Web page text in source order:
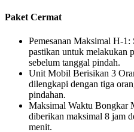
Paket Cermat
Pemesanan Maksimal H-1:
pastikan untuk melakukan
sebelum tanggal pindah.
Unit Mobil Berisikan 3
dilengkapi dengan tiga
pindahan.
Maksimal Waktu Bongkar
diberikan maksimal 8 jam
menit.